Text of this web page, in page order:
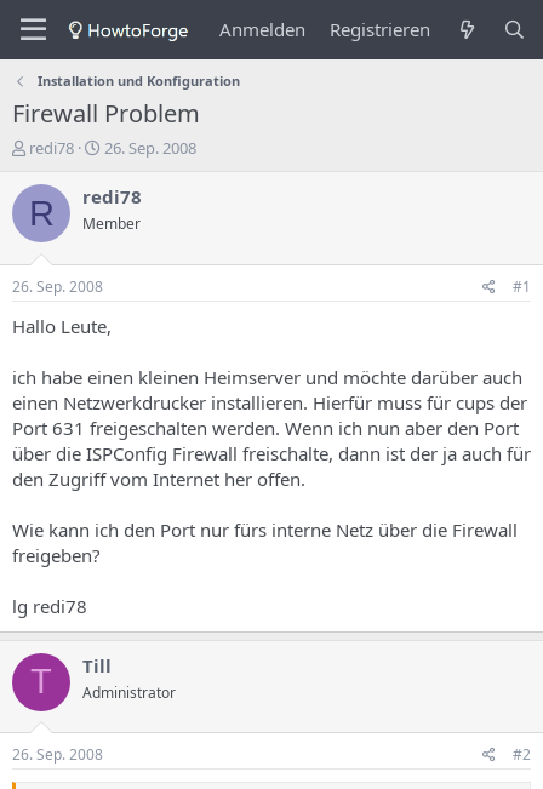
Anmelden Registrieren
Installation und Konfiguration
Firewall Problem
E
s
e
e
r
s
T
h
e
m
redi78
E
s
e
n
g
d
a
t
u
m
26. Sep. 2008
R redi78
Member
26. Sep. 2008 #1
Hallo Leute,
ich habe einen kleinen Heimserver und möchte darüber auch
einen Netzwerkdrucker installieren. Hierfür muss für cups der
Port 631 freigeschalten werden. Wenn ich nun aber den Port
über die ISPConfig Firewall freischalte, dann ist der ja auch für
den Zugriff vom Internet her offen.
Wie kann ich den Port nur fürs interne Netz über die Firewall
freigeben?
lg redi78
T Till
Administrator
26. Sep. 2008 #2